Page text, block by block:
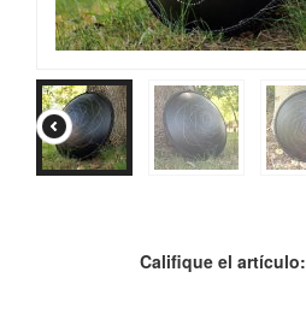
Califique el artículo: